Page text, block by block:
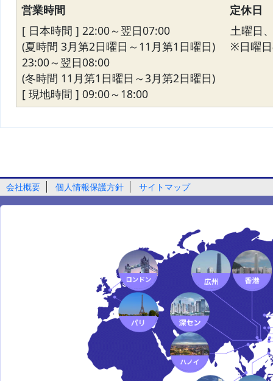
営業時間
定休日
[ 日本時間 ] 22:00～翌日07:00
(夏時間 3月第2日曜日～11月第1日曜日)
23:00～翌日08:00
(冬時間 11月第1日曜日～3月第2日曜日)
[ 現地時間 ] 09:00～18:00
土曜日
※日曜
会社概要 個人情報保護方針 サイトマップ